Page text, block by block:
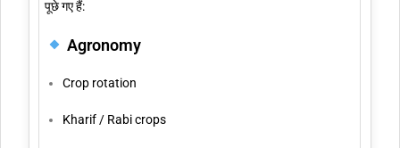
पूछे गए हैं:
Agronomy
Crop rotation
Kharif / Rabi crops